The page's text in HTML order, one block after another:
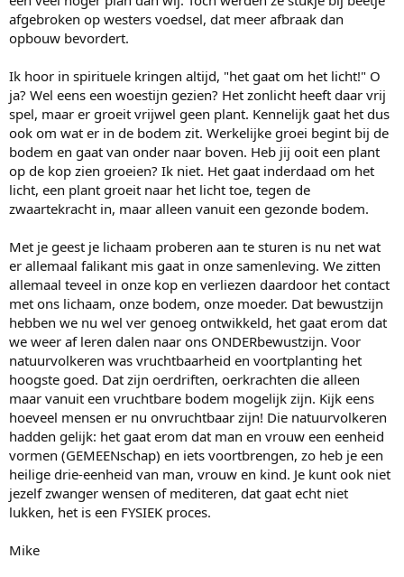
afgebroken op westers voedsel, dat meer afbraak dan
opbouw bevordert.
Ik hoor in spirituele kringen altijd, "het gaat om het licht!" O
ja? Wel eens een woestijn gezien? Het zonlicht heeft daar vrij
spel, maar er groeit vrijwel geen plant. Kennelijk gaat het dus
ook om wat er in de bodem zit. Werkelijke groei begint bij de
bodem en gaat van onder naar boven. Heb jij ooit een plant
op de kop zien groeien? Ik niet. Het gaat inderdaad om het
licht, een plant groeit naar het licht toe, tegen de
zwaartekracht in, maar alleen vanuit een gezonde bodem.
Met je geest je lichaam proberen aan te sturen is nu net wat
er allemaal falikant mis gaat in onze samenleving. We zitten
allemaal teveel in onze kop en verliezen daardoor het contact
met ons lichaam, onze bodem, onze moeder. Dat bewustzijn
hebben we nu wel ver genoeg ontwikkeld, het gaat erom dat
we weer af leren dalen naar ons ONDERbewustzijn. Voor
natuurvolkeren was vruchtbaarheid en voortplanting het
hoogste goed. Dat zijn oerdriften, oerkrachten die alleen
maar vanuit een vruchtbare bodem mogelijk zijn. Kijk eens
hoeveel mensen er nu onvruchtbaar zijn! Die natuurvolkeren
hadden gelijk: het gaat erom dat man en vrouw een eenheid
vormen (GEMEENschap) en iets voortbrengen, zo heb je een
heilige drie-eenheid van man, vrouw en kind. Je kunt ook niet
jezelf zwanger wensen of mediteren, dat gaat echt niet
lukken, het is een FYSIEK proces.
Mike